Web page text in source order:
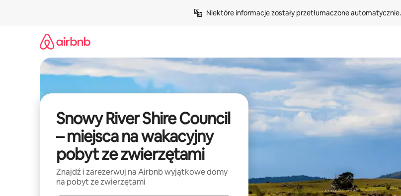
Niektóre informacje zostały przetłumaczone automatycznie.
Snowy River Shire Council
– miejsca na wakacyjny
pobyt ze zwierzętami
Znajdź i zarezerwuj na Airbnb wyjątkowe domy
na pobyt ze zwierzętami